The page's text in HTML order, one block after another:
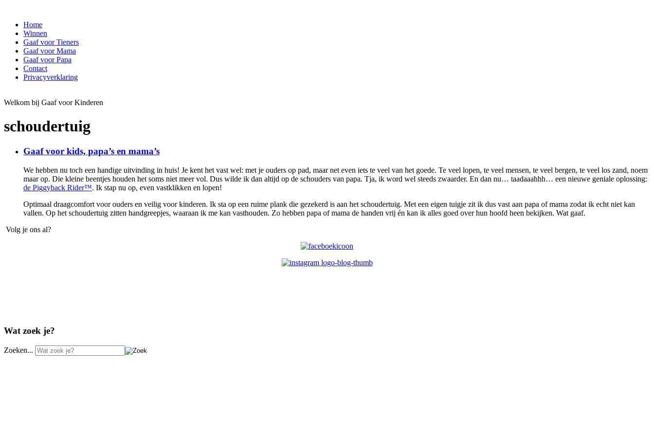
Home
Winnen
Gaaf voor Tieners
Gaaf voor Mama
Gaaf voor Papa
Contact
Privacyverklaring
Welkom bij Gaaf voor Kinderen
schoudertuig
Gaaf voor kids, papa’s en mama’s
We hebben nu toch een handige uitvinding in huis! Je kent het vast wel: met je ouders op pad, maar net even iets te veel van het goede. Te veel lopen, te veel mensen, te veel bergen, te veel los zand, noem
maar op. Die kleine beentjes houden het soms niet meer vol. Dus wilde ik dan altijd op de schouders van papa. Tja, ik word wel steeds zwaarder. En dan nu… taadaaahhh… een nieuwe geniale oplossing:
de Piggyback Rider™. Ik stap nu op, even vastklikken en lopen!
Optimaal draagcomfort voor ouders en veilig voor kinderen. Ik sta op een ruime plank die gezekerd is aan het schoudertuig. Met een eigen tuigje zit ik dus vast aan papa of mama zodat ik echt niet kan
vallen. Op het schoudertuig zitten handgreepjes, waaraan ik me kan vasthouden. Zo hebben papa of mama de handen vrij én kan ik alles goed over hun hoofd heen bekijken. Wat gaaf.
Volg je ons al?
Wat zoek je?
Zoeken...